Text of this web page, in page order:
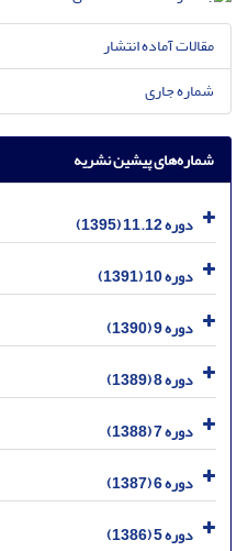
مقالات آماده انتشار
شماره جاری
شماره‌های پیشین نشریه
دوره 11.12 (1395)
دوره 10 (1391)
دوره 9 (1390)
دوره 8 (1389)
دوره 7 (1388)
دوره 6 (1387)
دوره 5 (1386)